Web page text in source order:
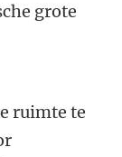
grote
ruimte te